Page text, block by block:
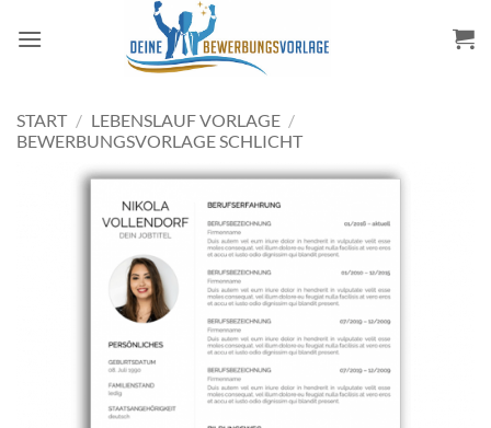
Inhalt
START / LEBENSLAUF VORLAGE /
BEWERBUNGSVORLAGE SCHLICHT